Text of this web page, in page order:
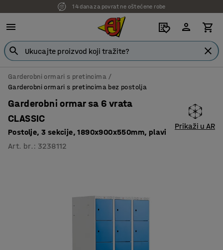
14 dana za povrat ne oštećene robe
Garderobni ormari s pretincima
Garderobni ormari s pretincima bez postolja
Garderobni ormar sa 6 vrata
CLASSIC
Postolje, 3 sekcije, 1890x900x550mm, plavi
Art. br. : 3238112
Prikaži u AR